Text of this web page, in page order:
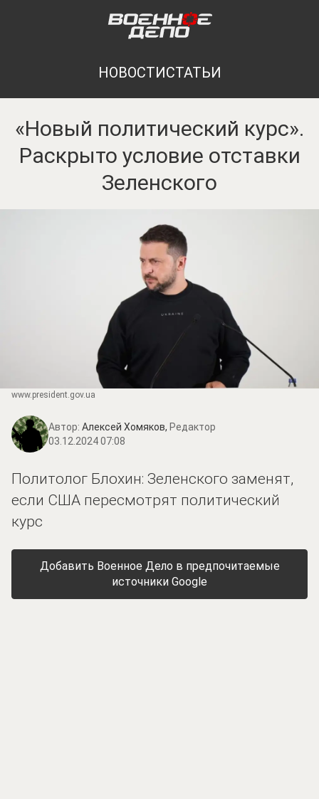
НОВОСТИСТАТЬИ
«Новый политический курс».
Раскрыто условие отставки
Зеленского
www.prеsidеnt.gоv.uа
Автор: Алексей Хомяков, Редактор
03.12.2024 07:08
Политолог Блохин: Зеленского заменят,
если США пересмотрят политический
курс
Добавить Военное Дело в предпочитаемые
источники Google